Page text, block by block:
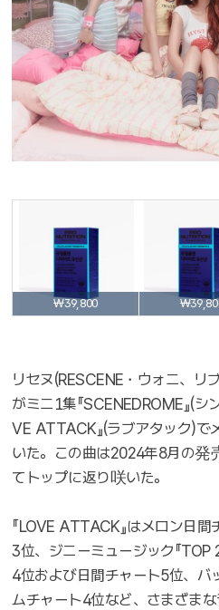
₩39,800
リセヌ(RESCENE・ウォニ、リ
がミニ1集『SCENEDROME』(シ
VE ATTACK』(ラブアタック)で
いた。この曲は2024年8月の発
てトップに返り咲いた。
『LOVE ATTACK』はメロン日
3位、ジニーミュージック『TOP
4位および日間チャート5位、バ
ムチャート4位など、さまざま